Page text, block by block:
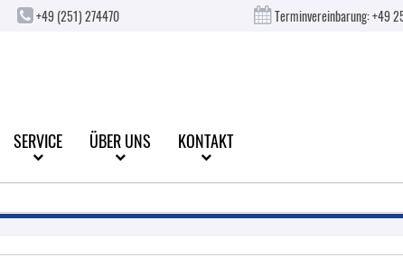
+49 (251) 274470 Terminvereinbarung:+49
SERVICE ÜBER UNS KONTAKT